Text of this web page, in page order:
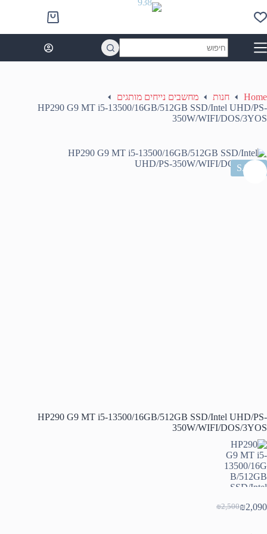
to
content
Shopping
cart
results
Home חנות
מחשבים נייחים מותגים
HP290 G9 MT i5-13500/16GB/512GB SSD/Intel UHD/PS-
350W/WIFI/DOS/3YOS
SALE
HP290 G9 MT i5-13500/16GB/512GB SSD/Intel UHD/PS-
350W/WIFI/DOS/3YOS
₪2,500
המחיר₪2,090 המחיר